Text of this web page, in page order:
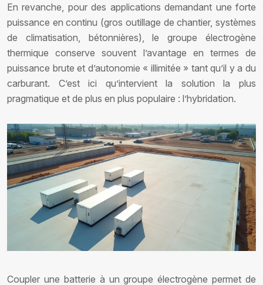
En revanche, pour des applications demandant une forte
puissance en continu (gros outillage de chantier, systèmes
de climatisation, bétonnières), le groupe électrogène
thermique conserve souvent l’avantage en termes de
puissance brute et d’autonomie « illimitée » tant qu’il y a du
carburant. C’est ici qu’intervient la solution la plus
pragmatique et de plus en plus populaire : l’hybridation.
Coupler une batterie à un groupe électrogène permet de